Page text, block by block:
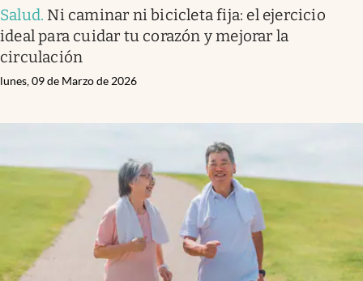
Salud. Ni caminar ni bicicleta fija: el ejercicio
ideal para cuidar tu corazón y mejorar la
circulación
lunes, 09 de Marzo de 2026